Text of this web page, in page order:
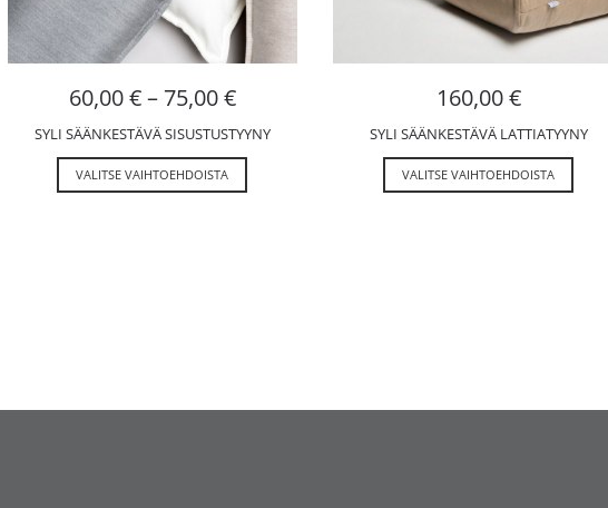
60,00€– 75,00€
SYLI SÄÄNKESTÄVÄ SISUSTUSTYYNY
VALITSE VAIHTOEHDOISTA
160,00€
SYLI SÄÄNKESTÄVÄ LATTIATYYNY
VALITSE VAIHTOEHDOISTA